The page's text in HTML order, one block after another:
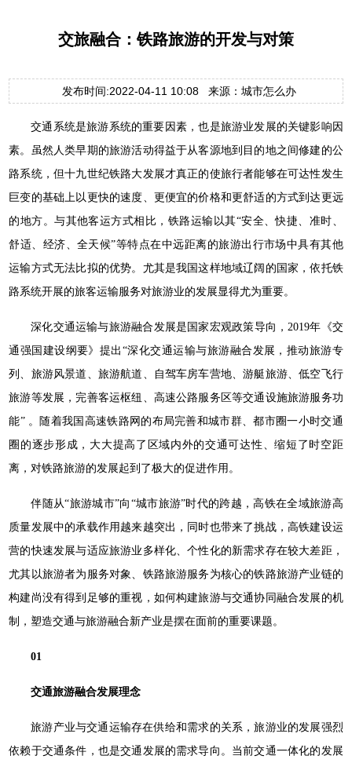
交旅融合：铁路旅游的开发与对策
发布时间:2022-04-11 10:08 来源：城市怎么办
交通系统是旅游系统的重要因素，也是旅游业发展的关键影响因
素。虽然人类早期的旅游活动得益于从客源地到目的地之间修建的公
路系统，但十九世纪铁路大发展才真正的使旅行者能够在可达性发生
巨变的基础上以更快的速度、更便宜的价格和更舒适的方式到达更远
的地方。与其他客运方式相比，铁路运输以其“安全、快捷、准时、
舒适、经济、全天候”等特点在中远距离的旅游出行市场中具有其他
运输方式无法比拟的优势。尤其是我国这样地域辽阔的国家，依托铁
路系统开展的旅客运输服务对旅游业的发展显得尤为重要。
深化交通运输与旅游融合发展是国家宏观政策导向，2019年《交
通强国建设纲要》提出“深化交通运输与旅游融合发展，推动旅游专
列、旅游风景道、旅游航道、自驾车房车营地、游艇旅游、低空飞行
旅游等发展，完善客运枢纽、高速公路服务区等交通设施旅游服务功
能” 。随着我国高速铁路网的布局完善和城市群、都市圈一小时交通
圈的逐步形成，大大提高了区域内外的交通可达性、缩短了时空距
离，对铁路旅游的发展起到了极大的促进作用。
伴随从“旅游城市”向“城市旅游”时代的跨越，高铁在全域旅游高
质量发展中的承载作用越来越突出，同时也带来了挑战，高铁建设运
营的快速发展与适应旅游业多样化、个性化的新需求存在较大差距，
尤其以旅游者为服务对象、铁路旅游服务为核心的铁路旅游产业链的
构建尚没有得到足够的重视，如何构建旅游与交通协同融合发展的机
制，塑造交通与旅游融合新产业是摆在面前的重要课题。
01
交通旅游融合发展理念
旅游产业与交通运输存在供给和需求的关系，旅游业的发展强烈
依赖于交通条件，也是交通发展的需求导向。当前交通一体化的发展